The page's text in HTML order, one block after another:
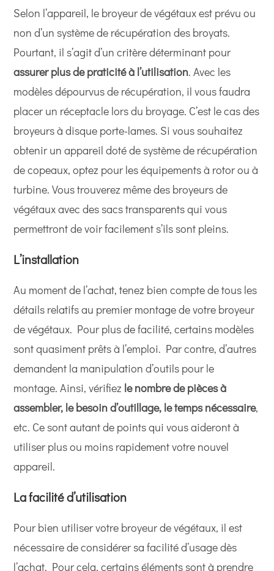
Selon l’appareil, le broyeur de végétaux est prévu ou
non d’un système de récupération des broyats.
Pourtant, il s’agit d’un critère déterminant pour
assurer plus de praticité à l’utilisation. Avec les
modèles dépourvus de récupération, il vous faudra
placer un réceptacle lors du broyage. C’est le cas des
broyeurs à disque porte-lames. Si vous souhaitez
obtenir un appareil doté de système de récupération
de copeaux, optez pour les équipements à rotor ou à
turbine. Vous trouverez même des broyeurs de
végétaux avec des sacs transparents qui vous
permettront de voir facilement s’ils sont pleins.
L’installation
Au moment de l’achat, tenez bien compte de tous les
détails relatifs au premier montage de votre broyeur
de végétaux. Pour plus de facilité, certains modèles
sont quasiment prêts à l’emploi. Par contre, d’autres
demandent la manipulation d’outils pour le
montage. Ainsi, vérifiez le nombre de pièces à
assembler, le besoin d’outillage, le temps nécessaire,
etc. Ce sont autant de points qui vous aideront à
utiliser plus ou moins rapidement votre nouvel
appareil.
La facilité d’utilisation
Pour bien utiliser votre broyeur de végétaux, il est
nécessaire de considérer sa facilité d’usage dès
l’achat. Pour cela, certains éléments sont à prendre